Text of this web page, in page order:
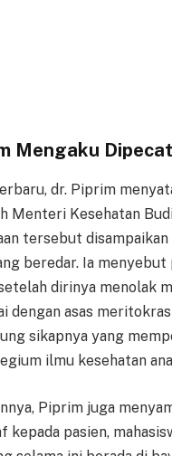
Mengaku
dr. Piprim
Menteri Kesehatan
tersebut
beredar. Ia
dirinya menolak
dengan asas
sikapnya yang
ilmu kesehatan
Piprim juga
kepada pasien,